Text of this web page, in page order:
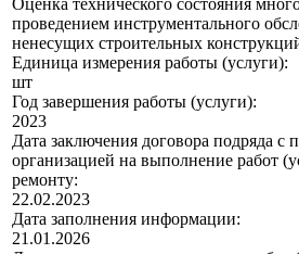
Оценка технического состояния
проведением инструментального
ненесущих строительных
Единица измерения работы (услуги):
шт
Год завершения работы (услуги):
2023
Дата заключения договора подряда с
организацией на выполнение работ
ремонту:
22.02.2023
Дата заполнения информации:
21.01.2026